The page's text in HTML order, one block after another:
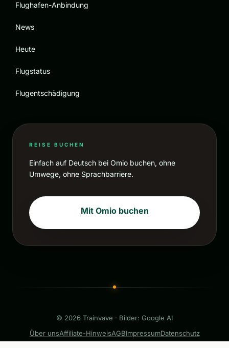
Flughafen-Anbindung
News
Heute
Flugstatus
Flugentschädigung
REISE BUCHEN
Einfach auf Deutsch bei Omio buchen, ohne
Umwege, ohne Sprachbarriere.
Mit Omio buchen
© 2026 Trainvave · Bilder: Google AI
Über unsAffiliate-HinweisAGBImpressumDatenschutz